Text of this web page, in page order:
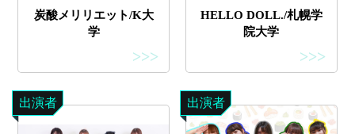
炭酸メリリエット/K大
学
>>>
HELLO DOLL./札幌学
院大学
>>>
出演者 出演者